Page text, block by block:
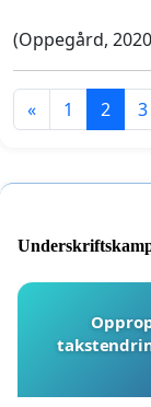
(Oppegård,
« 1 2 3